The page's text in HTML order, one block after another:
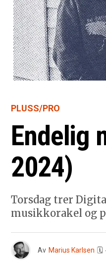
PLUSS/PRO
Endelig
2024)
Torsdag trer
musikkorakel og
Av Marius Karlsen 🗓